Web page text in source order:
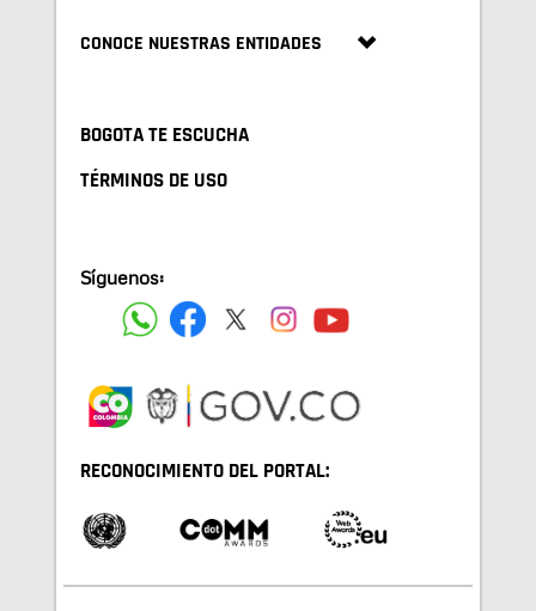
CONOCE NUESTRAS ENTIDADES
BOGOTA TE ESCUCHA
TÉRMINOS DE USO
Síguenos:
RECONOCIMIENTO DEL PORTAL: